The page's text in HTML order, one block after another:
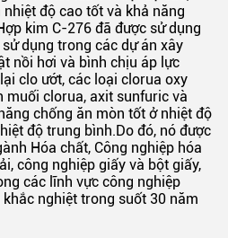
độ cao tốt và khả năng
kim C-276 đã được sử dụng
dụng trong các dự án xây
nồi hơi và bình chịu áp lực
clo ướt, các loại clorua oxy
muối clorua, axit sunfuric và
chống ăn mòn tốt ở nhiệt độ
độ trung bình.Do đó, nó được
Hóa chất, Công nghiệp hóa
công nghiệp giấy và bột giấy,
các lĩnh vực công nghiệp
nghiệt trong suốt 30 năm